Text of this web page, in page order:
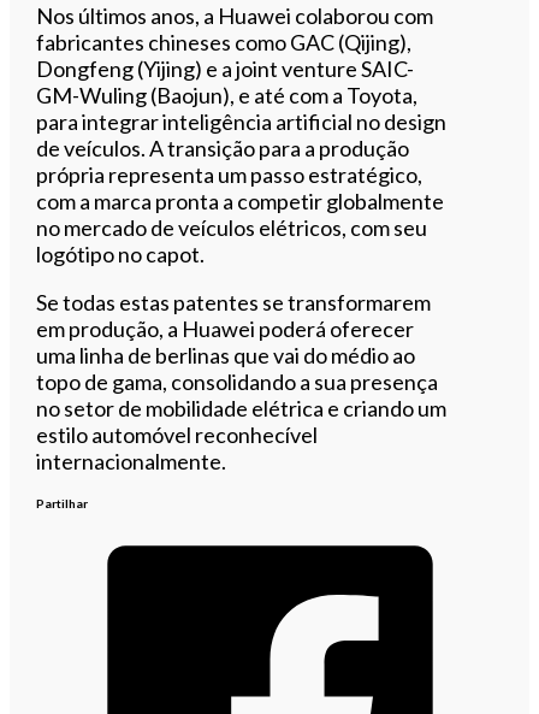
Nos últimos anos, a Huawei colaborou com
fabricantes chineses como GAC (Qijing),
Dongfeng (Yijing) e a joint venture SAIC-
GM-Wuling (Baojun), e até com a Toyota,
para integrar inteligência artificial no design
de veículos. A transição para a produção
própria representa um passo estratégico,
com a marca pronta a competir globalmente
no mercado de veículos elétricos, com seu
logótipo no capot.
Se todas estas patentes se transformarem
em produção, a Huawei poderá oferecer
uma linha de berlinas que vai do médio ao
topo de gama, consolidando a sua presença
no setor de mobilidade elétrica e criando um
estilo automóvel reconhecível
internacionalmente.
Partilhar